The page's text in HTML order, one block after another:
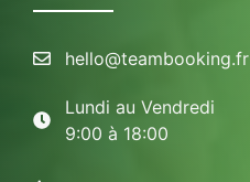
hello@teambooking.fr
Lundi au Vendredi
9:00 à 18:00